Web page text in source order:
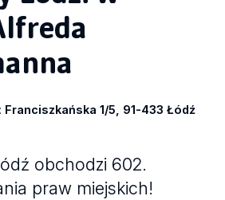
Franciszkańska 1/5, 91-433 Łódź
obchodzi 602.
praw miejskich!